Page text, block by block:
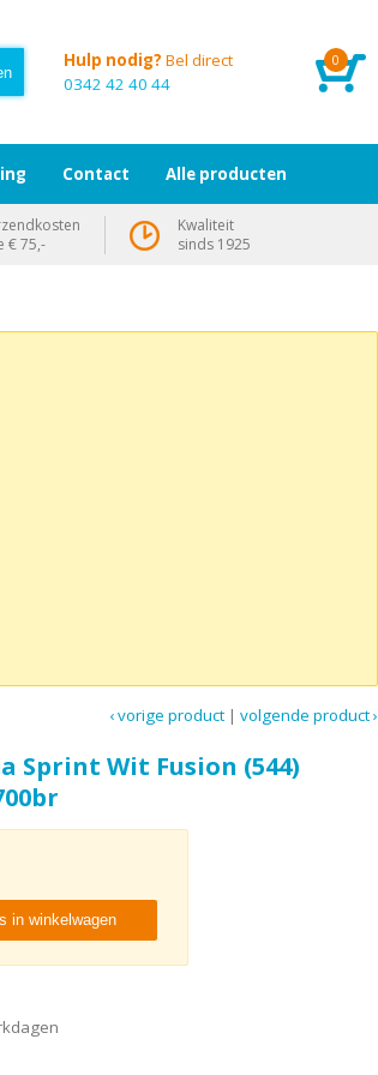
0
Hulp nodig? Bel direct
0342 42 40 44
volgende product ›
|
‹ vorige product
Sprint Wit Fusion (544)
in winkelwagen
Contact Alle producten
€ 75,-
Kwaliteit
sinds 1925